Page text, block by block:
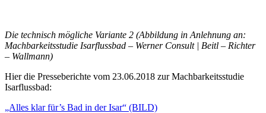
Die technisch mögliche Variante 2 (Abbildung in Anlehnung an:
Machbarkeitsstudie Isarflussbad – Werner Consult | Beitl – Richter
– Wallmann)
Hier die Presseberichte vom 23.06.2018 zur Machbarkeitsstudie
Isarflussbad:
„Alles klar für’s Bad in der Isar“ (BILD)